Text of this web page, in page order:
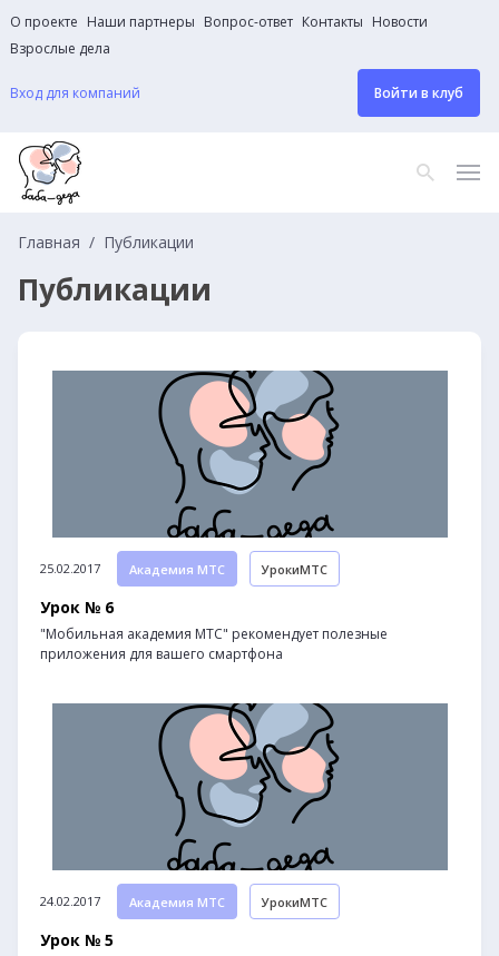
О проекте Наши партнеры Вопрос-ответ Контакты Новости
Взрослые дела
Вход для компаний Войти в клуб
Главная Публикации
Публикации
25.02.2017 Академия МТС УрокиМТС
Урок № 6
"Мобильная академия МТС" рекомендует полезные
приложения для вашего смартфона
24.02.2017 Академия МТС УрокиМТС
Урок № 5